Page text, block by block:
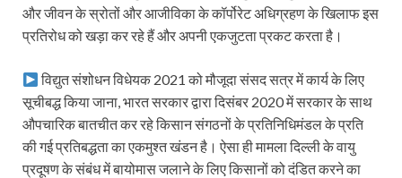
और जीवन के स्रोतों और आजीविका के कॉर्पोरेट अधिग्रहण के खिलाफ इस
प्रतिरोध को खड़ा कर रहे हैं और अपनी एकजुटता प्रकट करता है।
विद्युत संशोधन विधेयक 2021 को मौजूदा संसद सत्र में कार्य के लिए
सूचीबद्ध किया जाना, भारत सरकार द्वारा दिसंबर 2020 में सरकार के साथ
औपचारिक बातचीत कर रहे किसान संगठनों के प्रतिनिधिमंडल के प्रति
की गई प्रतिबद्धता का एकमुश्त खंडन है। ऐसा ही मामला दिल्ली के वायु
प्रदूषण के संबंध में बायोमास जलाने के लिए किसानों को दंडित करने का